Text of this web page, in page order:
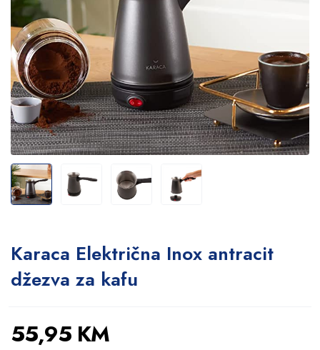
Karaca Električna Inox antracit
džezva za kafu
55,95 KM